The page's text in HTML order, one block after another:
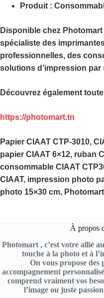
Produit :
Disponible chez
spécialiste des
professionnelles, des
solutions d’impression
Découvrez également
https://photomart.tn
Papier CIAAT CTP-3010,
papier CIAAT 6×12, ruban
consommable CIAAT
CIAAT, impression photo
photo 15×30 cm,
À propos
Photomart , c’est votre allié
touche à la photo et à
On vous propose des
accompagnement
comprend vraiment vos
l’image ou juste